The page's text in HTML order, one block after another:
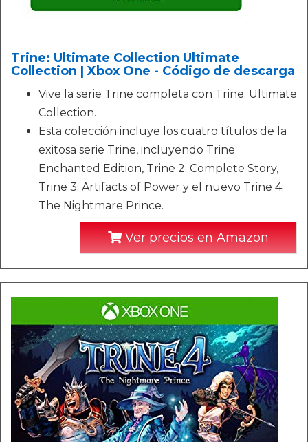
Trine: Ultimate Collection Ultimate
Collection | Xbox One - Código de descarga
Vive la serie Trine completa con Trine: Ultimate
Collection.
Esta colección incluye los cuatro títulos de la
exitosa serie Trine, incluyendo Trine
Enchanted Edition, Trine 2: Complete Story,
Trine 3: Artifacts of Power y el nuevo Trine 4:
The Nightmare Prince.
Ver precios en Amazon